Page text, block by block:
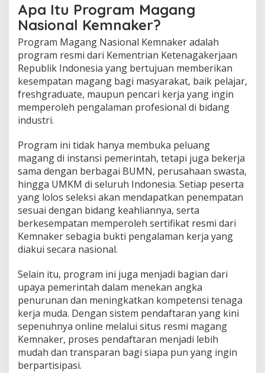
i
e
Apa Itu Program Magang
Nasional Kemnaker?
Program Magang Nasional Kemnaker adalah
program resmi dari Kementrian Ketenagakerjaan
Republik Indonesia yang bertujuan memberikan
kesempatan magang bagi masyarakat, baik pelajar,
freshgraduate, maupun pencari kerja yang ingin
memperoleh pengalaman profesional di bidang
industri.
Program ini tidak hanya membuka peluang
magang di instansi pemerintah, tetapi juga bekerja
sama dengan berbagai BUMN, perusahaan swasta,
hingga UMKM di seluruh Indonesia. Setiap peserta
yang lolos seleksi akan mendapatkan penempatan
sesuai dengan bidang keahliannya, serta
berkesempatan memperoleh sertifikat resmi dari
Kemnaker sebagia bukti pengalaman kerja yang
diakui secara nasional.
Selain itu, program ini juga menjadi bagian dari
upaya pemerintah dalam menekan angka
penurunan dan meningkatkan kompetensi tenaga
kerja muda. Dengan sistem pendaftaran yang kini
sepenuhnya online melalui situs resmi magang
Kemnaker, proses pendaftaran menjadi lebih
mudah dan transparan bagi siapa pun yang ingin
berpartisipasi.